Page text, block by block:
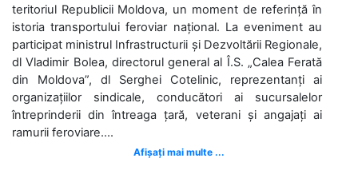
teritoriul Republicii Moldova, un moment de referință în
istoria transportului feroviar național. La eveniment au
participat ministrul Infrastructurii și Dezvoltării Regionale,
dl Vladimir Bolea, directorul general al Î.S. „Calea Ferată
din Moldova”, dl Serghei Cotelinic, reprezentanți ai
organizațiilor sindicale, conducători ai sucursalelor
întreprinderii din întreaga țară, veterani și angajați ai
ramurii feroviare....
Afișați mai multe ...